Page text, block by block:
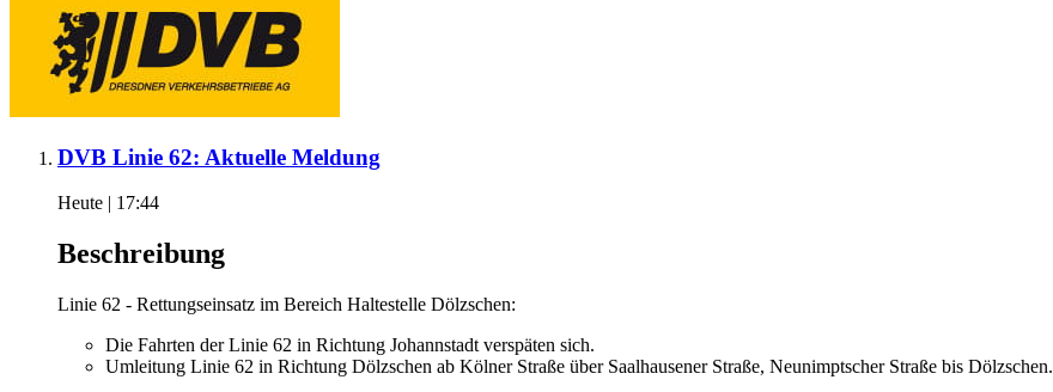
DVB Linie 62: Aktuelle Meldung
Heute | 17:44
Beschreibung
Linie 62 - Rettungseinsatz im Bereich Haltestelle Dölzschen:
Die Fahrten der Linie 62 in Richtung Johannstadt verspäten sich.
Umleitung Linie 62 in Richtung Dölzschen ab Kölner Straße über Saalhausener Straße, Neunimptscher Straße bis Dölzschen.